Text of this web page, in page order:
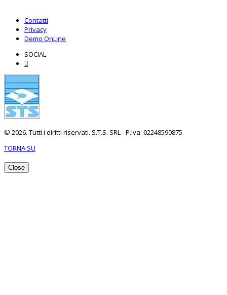
Contatti
Privacy
Demo OnLine
SOCIAL
© 2026. Tutti i diritti riservati. S.T.S. SRL - P.Iva: 02248590875
TORNA SU
Close